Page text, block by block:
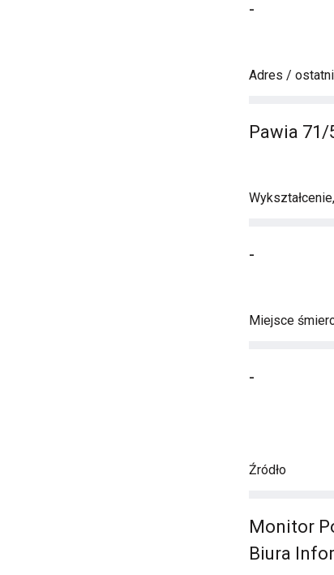
-
Adres /
Pawia 71/
-
Miejsce
-
Źródło
Monitor
Biura